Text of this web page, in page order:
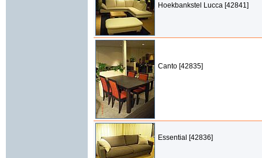
Hoekbankstel Lucca [42841]
Canto [42835]
Essential [42836]